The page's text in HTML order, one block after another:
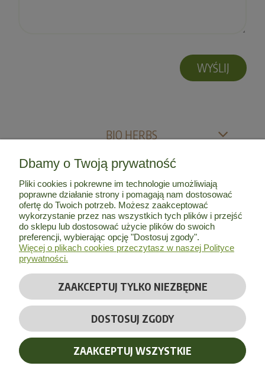
WYŚLIJ
BIO HERBS
MOJE KONTO
INFORMACJE
O NAS
© Copyright 2026 byBio Herbs| Wszelkie prawa zastrzeżone
Realizacja:
POKAŻ PEŁNĄ WERSJĘ STRONY
Dbamy o Twoją prywatność
Pliki cookies i pokrewne im technologie umożliwiają
poprawne działanie strony i pomagają nam dostosować
ofertę do Twoich potrzeb. Możesz zaakceptować
wykorzystanie przez nas wszystkich tych plików i przejść
do sklepu lub dostosować użycie plików do swoich
preferencji, wybierając opcję "Dostosuj zgody".
Więcej o plikach cookies przeczytasz w naszej Polityce
prywatności.
ZAAKCEPTUJ TYLKO NIEZBĘDNE
DOSTOSUJ ZGODY
ZAAKCEPTUJ WSZYSTKIE